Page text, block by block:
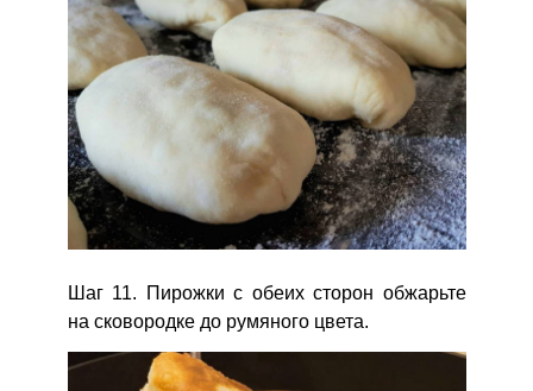
Шаг 11. Пирожки с обеих сторон обжарьте
на сковородке до румяного цвета.